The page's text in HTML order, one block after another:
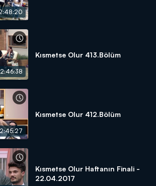
Kısmetse Olur 413.Bölüm
Kısmetse Olur 412.Bölüm
Kısmetse Olur Haftanın Finali -
22.04.2017